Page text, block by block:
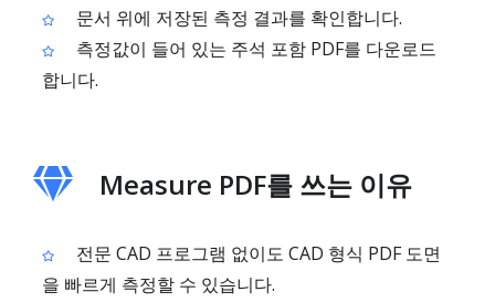
문서 위에 저장된 측정 결과를 확인합니다.
측정값이 들어 있는 주석 포함 PDF를 다운로드
합니다.
Measure PDF를 쓰는 이유
전문 CAD 프로그램 없이도 CAD 형식 PDF 도면
을 빠르게 측정할 수 있습니다.